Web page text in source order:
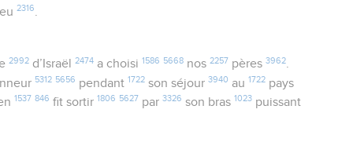
2316.
2992d’Israël 2474a choisi 1586 5668nos 2257 pères 3962.
5312 5656 pendant 1722 son séjour3940 au 1722 pays
1537 846 fit sortir 1806 5627 par3326 son bras 1023 puissant